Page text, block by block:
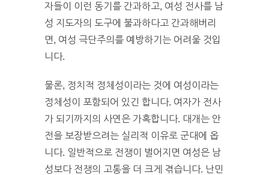
자들이 이런 동기를 간과하고, 여성 전사를 남
성 지도자의 도구에 불과하다고 간과해버리
면, 여성 극단주의를 예방하기는 어려울 것입
니다.
물론, 정치적 정체성이라는 것에 여성이라는
정체성이 포함되어 있긴 합니다. 여자가 전사
가 되기까지의 사연은 가혹합니다. 대개는 안
전을 보장받으려는 실리적 이유로 군대에 옵
니다. 일반적으로 전쟁이 벌어지면 여성은 남
성보다 전쟁의 고통을 더 크게 겪습니다. 난민